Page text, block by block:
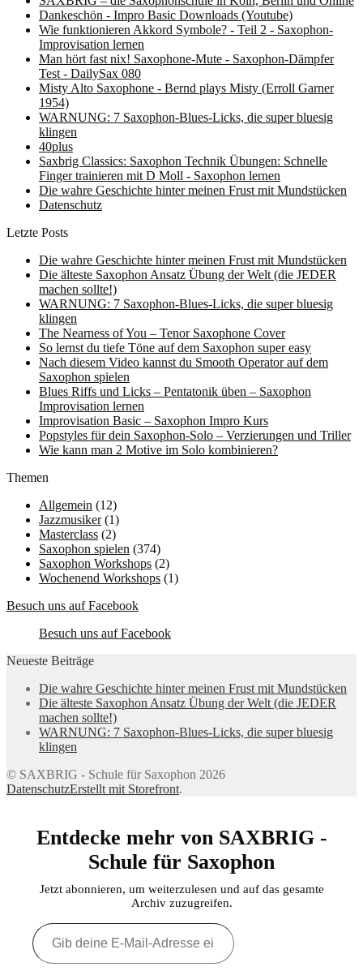
Dankeschön - Impro Basic Downloads (Youtube)
Wie funktionieren Akkord Symbole? - Teil 2 - Saxophon-
Improvisation lernen
Man hört fast nix! Saxophone-Mute - Saxophon-Dämpfer
Test - DailySax 080
Misty Alto Saxophone - Bernd plays Misty (Erroll Garner
1954)
WARNUNG: 7 Saxophon-Blues-Licks, die super bluesig
klingen
40plus
Saxbrig Classics: Saxophon Technik Übungen: Schnelle
Finger trainieren mit D Moll - Saxophon lernen
Die wahre Geschichte hinter meinen Frust mit Mundstücken
Datenschutz
Letzte Posts
Die wahre Geschichte hinter meinen Frust mit Mundstücken
Die älteste Saxophon Ansatz Übung der Welt (die JEDER
machen sollte!)
WARNUNG: 7 Saxophon-Blues-Licks, die super bluesig
klingen
The Nearness of You – Tenor Saxophone Cover
So lernst du tiefe Töne auf dem Saxophon super easy
Nach diesem Video kannst du Smooth Operator auf dem
Saxophon spielen
Blues Riffs und Licks – Pentatonik üben – Saxophon
Improvisation lernen
Improvisation Basic – Saxophon Impro Kurs
Popstyles für dein Saxophon-Solo – Verzierungen und Triller
Wie kann man 2 Motive im Solo kombinieren?
Themen
Allgemein (12)
Jazzmusiker(1)
Masterclass (2)
Saxophon spielen (374)
Saxophon Workshops (2)
Wochenend Workshops (1)
Besuch uns auf Facebook
Besuch uns auf Facebook
Neueste Beiträge
Die wahre Geschichte hinter meinen Frust mit Mundstücken
Die älteste Saxophon Ansatz Übung der Welt (die JEDER
machen sollte!)
WARNUNG: 7 Saxophon-Blues-Licks, die super bluesig
klingen
© SAXBRIG - Schule für Saxophon 2026
DatenschutzErstellt mit Storefront.
Entdecke mehr von SAXBRIG -
Schule für Saxophon
Jetzt abonnieren, um weiterzulesen und auf das gesamte
Archiv zuzugreifen.
Gib
deine
E-